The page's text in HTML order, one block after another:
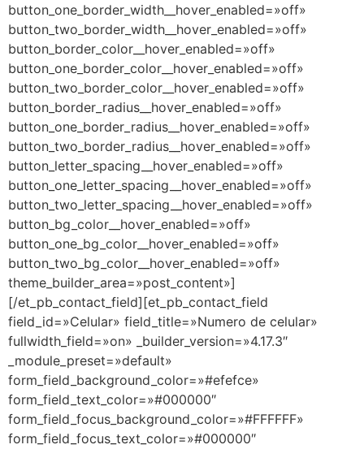
button_one_border_width__hover_enabled=»off»
button_two_border_width__hover_enabled=»off»
button_border_color__hover_enabled=»off»
button_one_border_color__hover_enabled=»off»
button_two_border_color__hover_enabled=»off»
button_border_radius__hover_enabled=»off»
button_one_border_radius__hover_enabled=»off»
button_two_border_radius__hover_enabled=»off»
button_letter_spacing__hover_enabled=»off»
button_one_letter_spacing__hover_enabled=»off»
button_two_letter_spacing__hover_enabled=»off»
button_bg_color__hover_enabled=»off»
button_one_bg_color__hover_enabled=»off»
button_two_bg_color__hover_enabled=»off»
theme_builder_area=»post_content»]
[/et_pb_contact_field][et_pb_contact_field
field_id=»Celular» field_title=»Numero de celular»
fullwidth_field=»on» _builder_version=»4.17.3″
_module_preset=»default»
form_field_background_color=»#efefce»
form_field_text_color=»#000000″
form_field_focus_background_color=»#FFFFFF»
form_field_focus_text_color=»#000000″